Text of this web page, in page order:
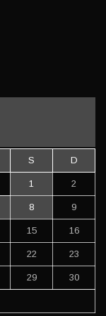
S D
1 2
8 9
15 16
22 23
29 30